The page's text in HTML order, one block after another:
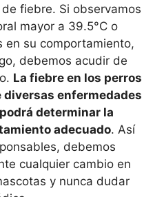
fiebre. Si observamos
mayor a 39.5°C o
en su comportamiento,
debemos acudir de
La fiebre en los perros
diversas enfermedades
determinar la
adecuado. Así
debemos
cualquier cambio en
y nunca dudar